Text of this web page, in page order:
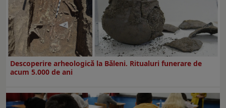
Descoperire arheologică la Băleni. Ritualuri funerare de
acum 5.000 de ani